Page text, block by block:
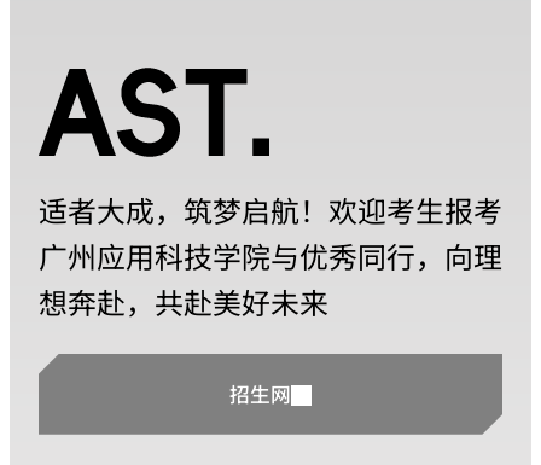
适者大成，筑梦启航！欢迎考生报考
广州应用科技学院与优秀同行，向理
想奔赴，共赴美好未来
招生网